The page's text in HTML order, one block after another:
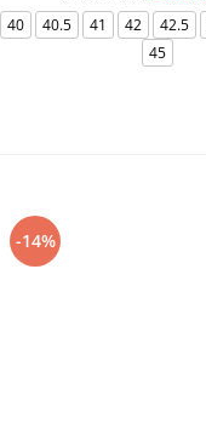
40 40.5 41 42 42.5
45
-14%